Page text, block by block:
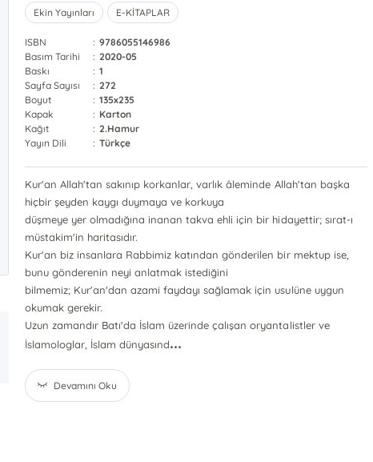
Ekin Yayınları E-KİTAPLAR
ISBN : 9786055146986
Basım Tarihi
: 2020-05
Baskı
: 1
Sayfa Sayısı
: 272
Boyut
: 135x235
Kapak
: Karton
Kağıt
: 2.Hamur
Yayın Dili
: Türkçe
Kur'an Allah'tan sakınıp korkanlar, varlık âleminde Allah'tan başka
hiçbir şeyden kaygı duymaya ve korkuya
düşmeye yer olmadığına inanan takva ehli için bir hidayettir; sırat-ı
müstakim'in haritasıdır.
Kur'an biz insanlara Rabbimiz katından gönderilen bir mektup ise,
bunu gönderenin neyi anlatmak istediğini
bilmemiz; Kur'an'dan azami faydayı sağlamak için usulüne uygun
okumak gerekir.
Uzun zamandır Batı'da İslam üzerinde çalışan oryantalistler ve
İslamologlar, İslam dünyasınd...
Devamını Oku